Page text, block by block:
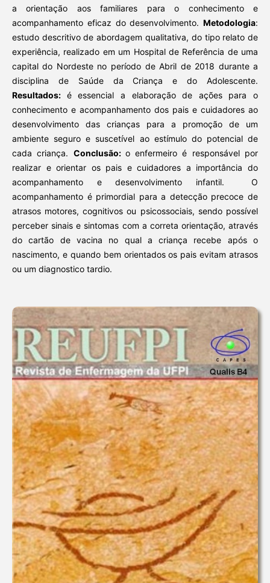
a orientação aos familiares para o conhecimento e
acompanhamento eficaz do desenvolvimento.Metodologia:
estudo descritivo de abordagem qualitativa, do tipo relato de
experiência, realizado em um Hospital de Referência de uma
capital do Nordeste no período de Abril de 2018 durante a
disciplina de Saúde da Criança e do Adolescente.
Resultados: é essencial a elaboração de ações para o
conhecimento e acompanhamento dos pais e cuidadores ao
desenvolvimento das crianças para a promoção de um
ambiente seguro e suscetível ao estímulo do potencial de
cada criança. Conclusão: o enfermeiro é responsável por
realizar e orientar os pais e cuidadores a importância do
acompanhamento e desenvolvimento infantil. O
acompanhamento é primordial para a detecção precoce de
atrasos motores, cognitivos ou psicossociais, sendo possível
perceber sinais e sintomas com a correta orientação, através
do cartão de vacina no qual a criança recebe após o
nascimento, e quando bem orientados os pais evitam atrasos
ou um diagnostico tardio.